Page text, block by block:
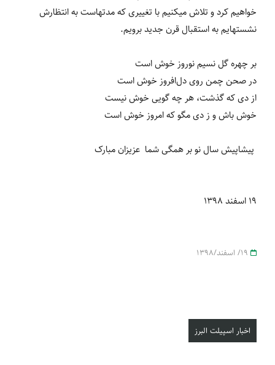
خواهیم کرد و تلاش می‎کنیم با تغییری که مدتهاست به انتظارش
نشسته‎ایم به استقبال قرن جدید برویم.
بر چهره گل نسیم نوروز خوش است
در صحن چمن روی دل‌افروز خوش است
از دی که گذشت، هر چه گویی خوش نیست
خوش باش و ز دی مگو که امروز خوش است
پیشاپیش سال نو بر همگی شما عزیزان مبارک
19 اسفند 1398
اخبار اسپیلت البرز